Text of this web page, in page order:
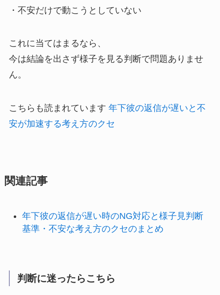
・不安だけで動こうとしていない
これに当てはまるなら、
今は結論を出さず様子を見る判断で問題ありませ
ん。
こちらも読まれています 年下彼の返信が遅いと不
安が加速する考え方のクセ
関連記事
年下彼の返信が遅い時のNG対応と様子見判断
基準・不安な考え方のクセのまとめ
判断に迷ったらこちら